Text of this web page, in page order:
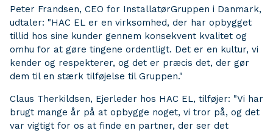
Peter Frandsen, CEO for InstallatørGruppen i Danmark,
udtaler: "HAC EL er en virksomhed, der har opbygget
tillid hos sine kunder gennem konsekvent kvalitet og
omhu for at gøre tingene ordentligt. Det er en kultur, vi
kender og respekterer, og det er præcis det, der gør
dem til en stærk tilføjelse til Gruppen."
Claus Therkildsen, Ejerleder hos HAC EL, tilføjer: "Vi har
brugt mange år på at opbygge noget, vi tror på, og det
var vigtigt for os at finde en partner, der ser det